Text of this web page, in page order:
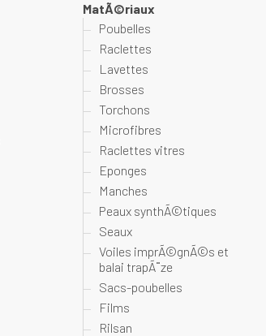
MatÃ©riaux
Poubelles
Raclettes
Lavettes
Brosses
Torchons
Microfibres
Raclettes vitres
Eponges
Manches
Peaux synthÃ©tiques
Seaux
Voiles imprÃ©gnÃ©s et
balai trapÃ¨ze
Sacs-poubelles
Films
Rilsan